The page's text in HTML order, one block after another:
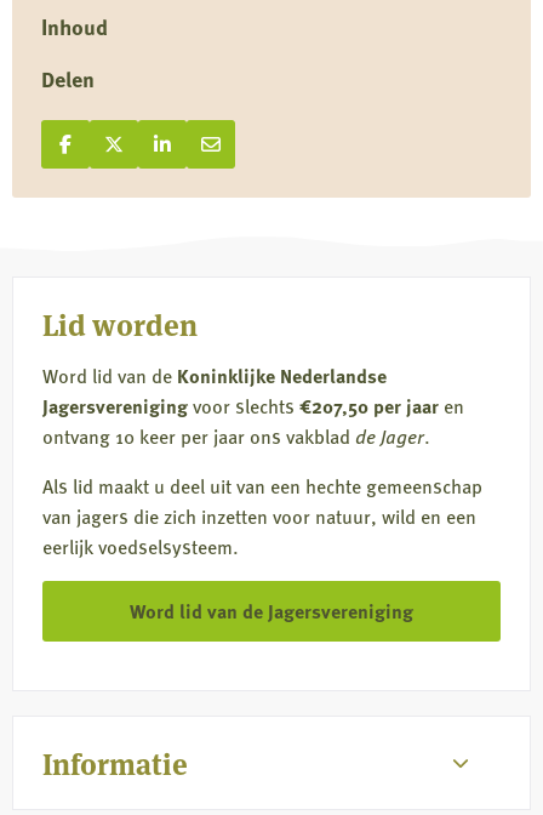
Inhoud
Delen
Deel op Facebook
Deel
op
Deel op X
Deel
op
Deel op LinkedIn
Deel
op
Deel via e-mail
Deel
via
Informatie
Lid worden
Word lid van de Koninklijke Nederlandse
Jagersverenigingvoor slechts €207,50 per jaar en
ontvang 10 keer per jaar ons vakblad de Jager.
Als lid maakt u deel uit van een hechte gemeenschap
van jagers die zich inzetten voor natuur, wild en een
eerlijk voedselsysteem.
Word lid van de Jagersvereniging